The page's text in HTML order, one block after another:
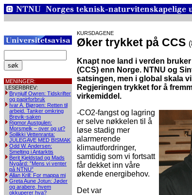
MENINGER:
LESERBREV:
Brynjulf Owren: Tidskrifter
og papirforbruk
Ivar A. Bjørgen: Retten til
arbeid. Tanker omkring
Brevik-saken
Rigmor Austgulen:
Morsmelk – over og ut?
Soilikki Vettenranta:
JULEGAVE MED BISMAK
Odd W. Andersen:
Smelting i Antarktis
Berit Kjeldstad og Mads
Nygård: ”Mens vi venter
på NTNU”
Allan Krill: For mappa mi
Greta Aune Jotun: Jøder
og arabere, hvem
okkuperer hva?
KURSDAGENE
Øker trykket på CCS
Knapt noe land i verden
(CCS) enn Norge. NTNU og
satsingen, men i global skala
Regjeringen trykket for å
virkemiddel.
-CO2-fangst og lagring
er selve nøkkelen til å
løse stadig mer
alarmerende
klimautfordringer,
samtidig som vi fortsatt
får dekket inn våre
økende energibehov.
Det var